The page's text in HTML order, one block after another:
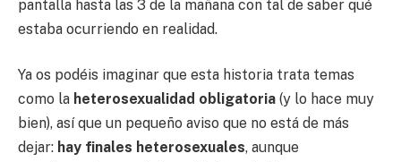
pantalla hasta las 3 de la mañana con tal de saber qué
estaba ocurriendo en realidad.
Ya os podéis imaginar que esta historia trata temas
como la heterosexualidad obligatoria (y lo hace muy
bien), así que un pequeño aviso que no está de más
dejar: hay finales heterosexuales, aunque